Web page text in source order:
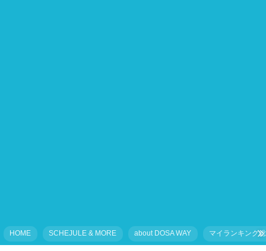
HOME SCHEJULE & MORE about DOSA WAY マイランキング